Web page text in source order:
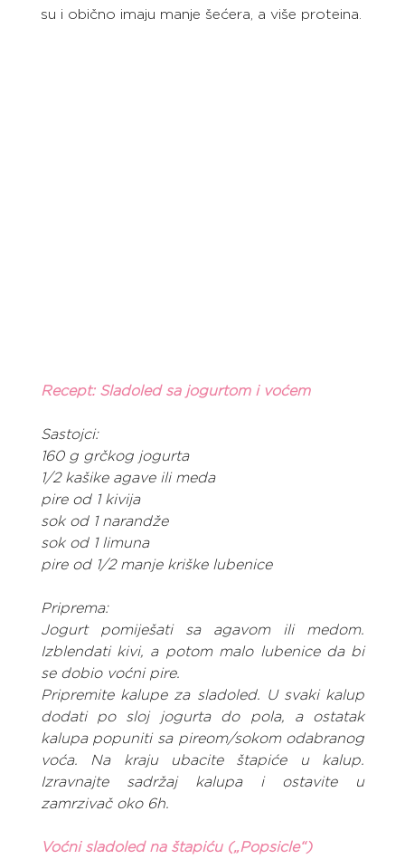
su i obično imaju manje šećera, a više proteina.
Recept: Sladoled sa jogurtom i voćem
Sastojci:
160 g grčkog jogurta
1/2 kašike agave ili meda
pire od 1 kivija
sok od 1 narandže
sok od 1 limuna
pire od 1/2 manje kriške lubenice
Priprema:
Jogurt pomiješati sa agavom ili medom.
Izblendati kivi, a potom malo lubenice da bi
se dobio voćni pire.
Pripremite kalupe za sladoled. U svaki kalup
dodati po sloj jogurta do pola, a ostatak
kalupa popuniti sa pireom/sokom odabranog
voća. Na kraju ubacite štapiće u kalup.
Izravnajte sadržaj kalupa i ostavite u
zamrzivač oko 6h.
Voćni sladoled na štapiću („Popsicle“)